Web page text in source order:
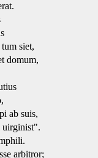
siet,
domum,
ab suis,
uirginist".
arbitror;